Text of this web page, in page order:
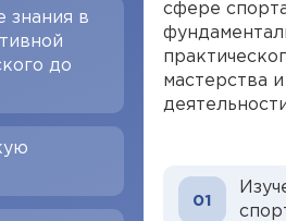
знания в
до
сфере
мастерства
01